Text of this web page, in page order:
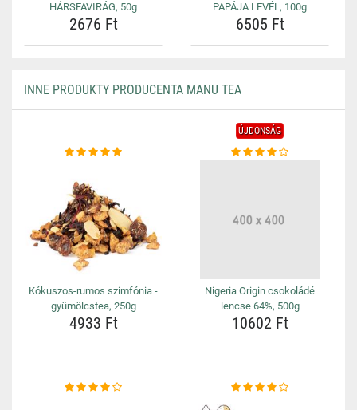
HÁRSFAVIRÁG, 50g
2676 Ft
PAPÁJA LEVÉL, 100g
6505 Ft
INNE PRODUKTY PRODUCENTA MANU TEA
Kókuszos-rumos szimfónia -
gyümölcstea, 250g
4933 Ft
ÚJDONSÁG
Nigeria Origin csokoládé
lencse 64%, 500g
10602 Ft